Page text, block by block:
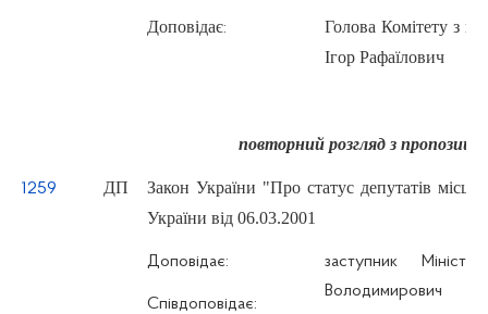
Доповідає:
Голова Комітету з
Ігор Рафаїлович
повторний розгляд з
1259 ДП
Закон України "Про статус депутатів
України від 06.03.2001
Доповідає:
Співдоповідає:
заступник
Володимирович